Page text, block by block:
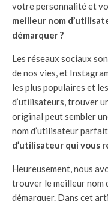
votre personnalité et
meilleur nom
démarquer ?
Les réseaux sociaux
de nos vies, et
les plus populaires et
d’utilisateurs, trouver
original peut sembler
nom d’utilisateur parfait
d’utilisateur qui vous
Heureusement, nous
trouver le meilleur nom
démarquer. Dans cet